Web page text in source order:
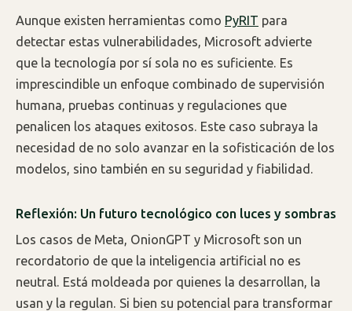
Aunque existen herramientas como PyRIT para
detectar estas vulnerabilidades, Microsoft advierte
que la tecnología por sí sola no es suficiente. Es
imprescindible un enfoque combinado de supervisión
humana, pruebas continuas y regulaciones que
penalicen los ataques exitosos. Este caso subraya la
necesidad de no solo avanzar en la sofisticación de los
modelos, sino también en su seguridad y fiabilidad.
Reflexión: Un futuro tecnológico con luces y sombras
Los casos de Meta, OnionGPT y Microsoft son un
recordatorio de que la inteligencia artificial no es
neutral. Está moldeada por quienes la desarrollan, la
usan y la regulan. Si bien su potencial para transformar